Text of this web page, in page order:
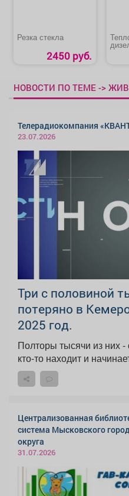
Резка стекла
2450 руб.
НОВОСТИ ПО ТЕМЕ ->
Телерадиокомпания
23.07.2026
Три с половиной
потеряно в
2025 год.
Полторы тысячи из них -
кто-то находит и
Централизованная
система Мысковского
округа
31.07.2026